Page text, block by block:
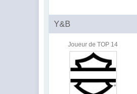
Y&B
Joueur de TOP 14